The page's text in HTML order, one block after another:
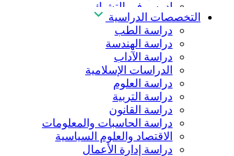
ادرس فى التشيك
ادرس في المجر
ادرس في الصين
التخصصات الدراسية
دراسة الطب
دراسة الهندسة
دراسة الآداب
الدراسات الإسلامية
دراسة العلوم
دراسة التربية
دراسة القانون
دراسة الحاسبات والمعلومات
الاقتصاد والعلوم السياسية
دراسة إدارة الأعمال